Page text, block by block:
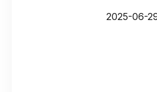
2025-06-